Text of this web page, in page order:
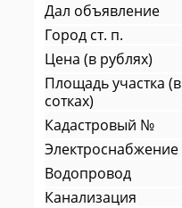
Дал объявление
Город ст. п.
Цена (в рублях)
Площадь участка (в
сотках)
Кадастровый №
Электроснабжение
Водопровод
Канализация